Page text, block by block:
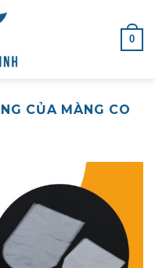
0
CỦA MÀNG CO